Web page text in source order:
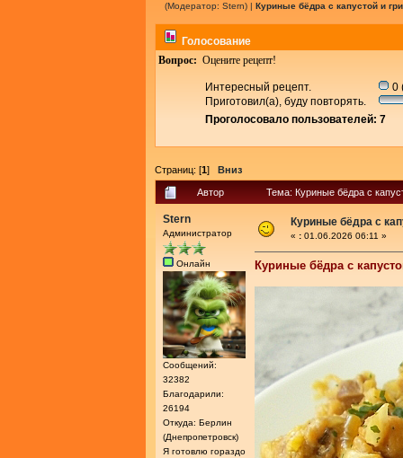
(Модератор: Stern) | Куриные бёдра с капустой и
Голосование
Вопрос: Оцените рецепт!
Интересный рецепт.
0
Приготовил(а), буду повторять.
Проголосовало пользователей: 7
Страниц: [1] Вниз
Автор Тема: Куриные бёдра с
Stern
Администратор
Онлайн
Сообщений:
32382
Благодарили:
26194
Откуда: Берлин
(Днепропетровск)
Я готовлю гораздо
Куриные бёдра с
« : 01.06.2026 06:11 »
Куриные бёдра с